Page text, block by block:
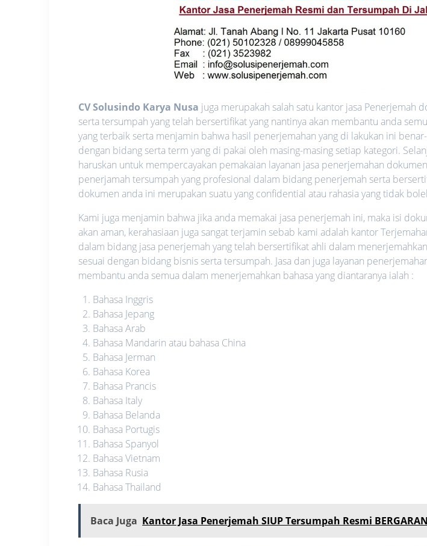
CV Solusindo Karya Nusa juga merupakah salah satu kantor jasa Penerjemah
serta tersumpah yang telah bersertifikat yang nantinya akan membantu anda
yang terbaik serta menjamin bahwa hasil penerjemahan yang di lakukan ini
dengan bidang serta term yang di pakai oleh masing-masing setiap kategori.
haruskan untuk mempercayakan pemakaian layanan jasa penerjemahan
penerjamah tersumpah yang profesional dalam bidang penerjemah serta
dokumen anda ini merupakan suatu yang confidential atau rahasia yang tidak
Kami juga menjamin bahwa jika anda memakai jasa penerjemah ini, maka isi
akan aman, kerahasiaan juga sangat terjamin sebab kami adalah kantor
dalam bidang jasa penerjemah yang telah bersertifikat ahli dalam
sesuai dengan bidang bisnis serta tersumpah. Jasa dan juga layanan
membantu anda semua dalam menerjemahkan bahasa yang diantaranya ialah :
Bahasa Inggris
Bahasa Jepang
Bahasa Arab
Bahasa Mandarin atau bahasa China
Bahasa Jerman
Bahasa Korea
Bahasa Prancis
Bahasa Italy
Bahasa Belanda
Bahasa Portugis
Bahasa Spanyol
Bahasa Vietnam
Bahasa Rusia
Bahasa Thailand
Baca Juga Kantor Jasa Penerjemah SIUP Tersumpah Resmi